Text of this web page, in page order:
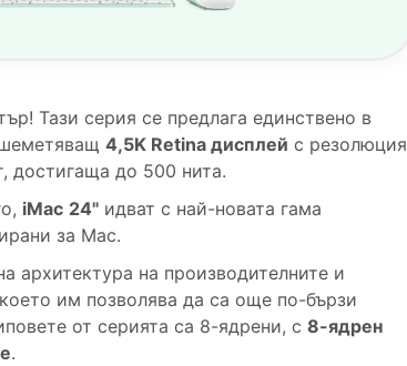
Тази серия се предлага единствено в
4,5K Retina дисплей с резолюция
достигаща до 500 нита.
iMac 24" идват с най-новата гама
за Mac.
архитектура на производителните и
им позволява да са още по-бързи
от серията са 8-ядрени, с 8-ядрен
.